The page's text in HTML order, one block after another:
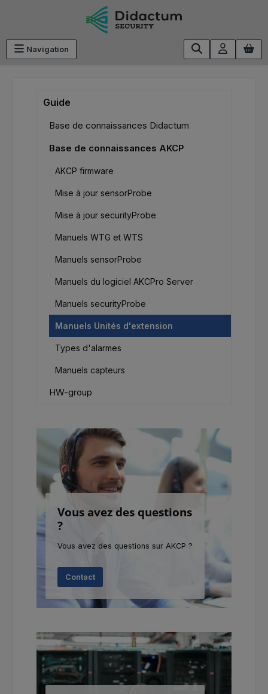
Passer au contenu principal
Navigation
Guide
Base de connaissances Didactum
Base de connaissances AKCP
AKCP firmware
Mise à jour sensorProbe
Mise à jour securityProbe
Manuels WTG et WTS
Manuels sensorProbe
Manuels du logiciel AKCPro Server
Manuels securityProbe
Manuels Unités d'extension
Types d'alarmes
Manuels capteurs
HW-group
Vous avez des questions
?
Vous avez des questions sur AKCP ?
Contact